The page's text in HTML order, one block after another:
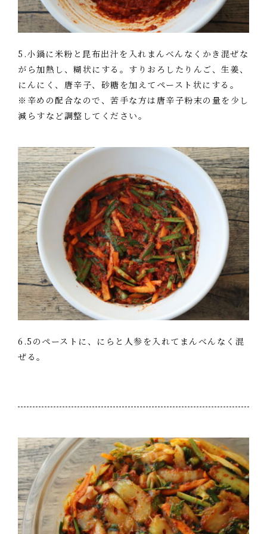
5.小鍋に米粉と昆布出汁を入れまんべんなくかき混ぜな
がら加熱し、糊状にする。すりおろしたりんご、生姜、
にんにく、唐辛子、砂糖を加えてペースト状にする。
※辛めの配合なので、苦手な方は唐辛子粉末の量を少し
減らすなど調整してください。
6.5のペーストに、にらと人参を入れてまんべんなく混
ぜる。